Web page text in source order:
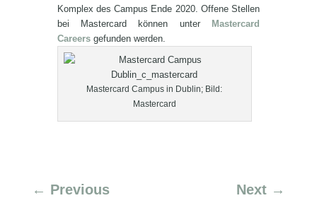
Komplex des Campus Ende 2020. Offene Stellen
bei Mastercard können unter
Mastercard
Careersgefunden werden.
Mastercard Campus in Dublin; Bild:
Mastercard
← Previous Next →